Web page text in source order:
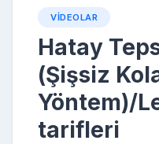
VIDEOLAR
Hatay
(Şişsiz
Yöntem)/
tarifleri